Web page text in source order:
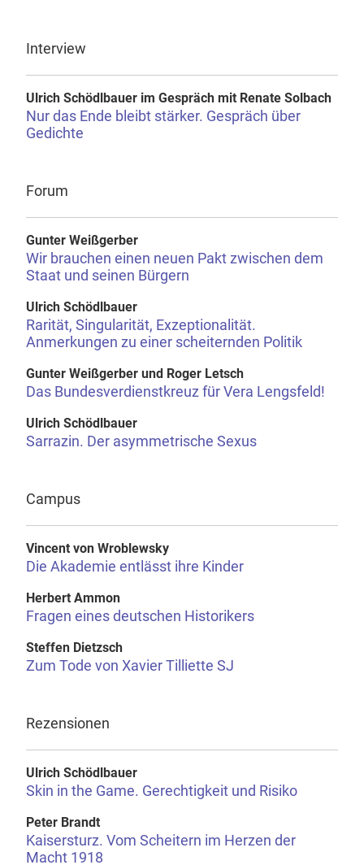
Interview
Ulrich Schödlbauer im Gespräch mit Renate Solbach
Nur das Ende bleibt stärker. Gespräch über
Gedichte
Forum
Gunter Weißgerber
Wir brauchen einen neuen Pakt zwischen dem
Staat und seinen Bürgern
Ulrich Schödlbauer
Rarität, Singularität, Exzeptionalität.
Anmerkungen zu einer scheiternden Politik
Gunter Weißgerber und Roger Letsch
Das Bundesverdienstkreuz für Vera Lengsfeld!
Ulrich Schödlbauer
Sarrazin. Der asymmetrische Sexus
Campus
Vincent von Wroblewsky
Die Akademie entlässt ihre Kinder
Herbert Ammon
Fragen eines deutschen Historikers
Steffen Dietzsch
Zum Tode von Xavier Tilliette SJ
Rezensionen
Ulrich Schödlbauer
Skin in the Game. Gerechtigkeit und Risiko
Peter Brandt
Kaisersturz. Vom Scheitern im Herzen der
Macht 1918